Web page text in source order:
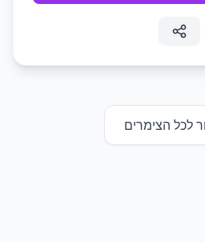
לכל הצימרים